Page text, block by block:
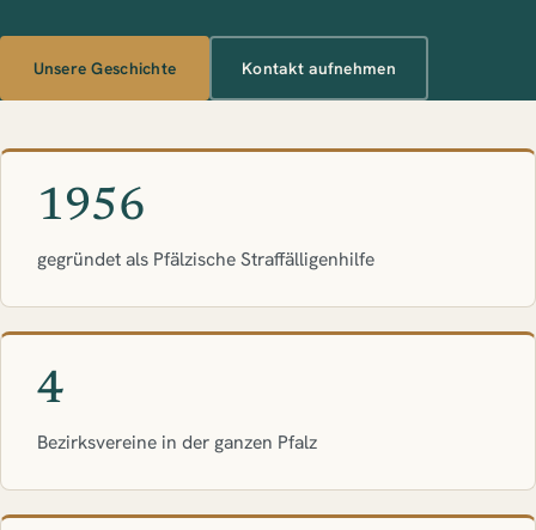
Unsere Geschichte Kontakt aufnehmen
1956
gegründet als Pfälzische Straffälligenhilfe
4
Bezirksvereine in der ganzen Pfalz